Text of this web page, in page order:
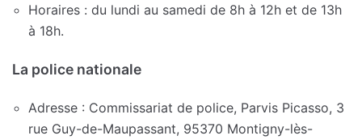
Horaires : du lundi au samedi de 8h à 12h et de 13h
à 18h.
La police nationale
Adresse : Commissariat de police, Parvis Picasso, 3
rue Guy-de-Maupassant, 95370 Montigny-lès-